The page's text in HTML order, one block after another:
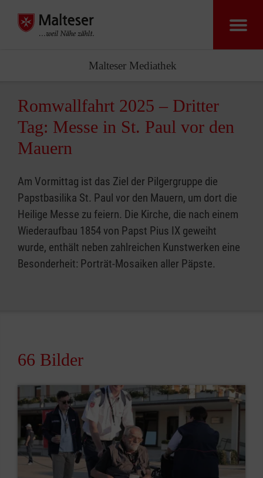
Malteser
Malteser Mediathek
Romwallfahrt 2025 – Dritter
Tag: Messe in St. Paul vor den
Mauern
Am Vormittag ist das Ziel der Pilgergruppe die
Papstbasilika St. Paul vor den Mauern, um dort die
Heilige Messe zu feiern. Die Kirche, die nach einem
Wiederaufbau 1854 von Papst Pius IX geweiht
wurde, enthält neben zahlreichen Kunstwerken eine
Besonderheit: Porträt-Mosaiken aller Päpste.
66 Bilder